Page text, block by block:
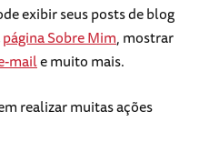
exibir seus posts de blog
página Sobre Mim, mostrar
maile muito mais.
realizar muitas ações